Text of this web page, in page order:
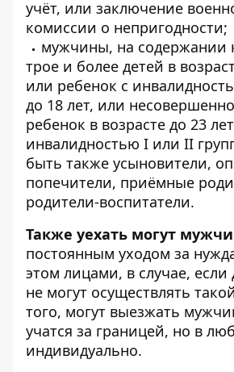
учёт, или заключение
комиссии о непригодности;
мужчины, на содержании
трое и более детей в
или ребенок с
до 18 лет, или
ребенок в возрасте до 23
инвалидностью I или II
быть также усыновители,
попечители, приёмные
родители-воспитатели.
Также уехать могут
постоянным уходом за
этом лицами, в случае, если
не могут осуществлять
того, могут выезжать
учатся за границей, но в
индивидуально.